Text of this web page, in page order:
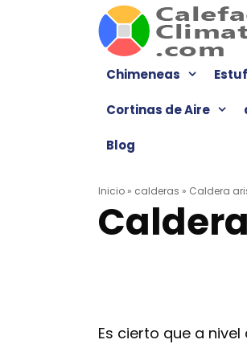
Chimeneas
Cortinas de Aire
Blog
Inicio » calderas » Caldera
Es cierto que a